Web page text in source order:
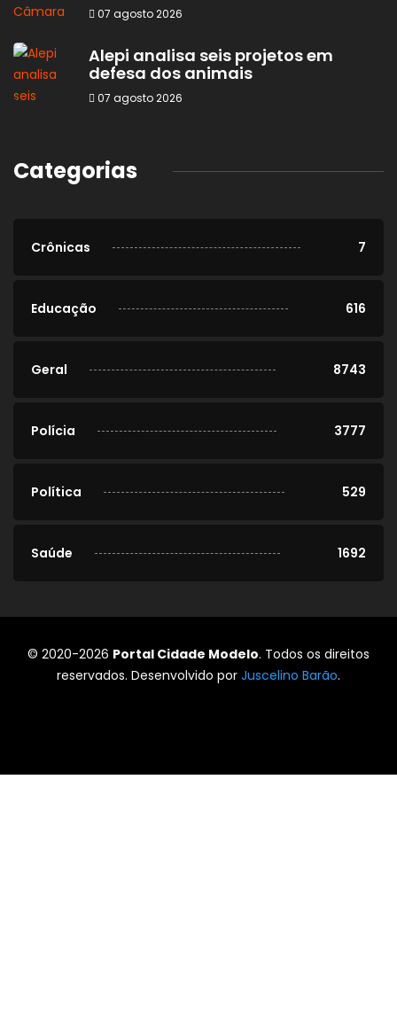
07 agosto 2026
Alepi analisa seis projetos em
defesa dos animais
07 agosto 2026
Categorias
Crônicas 7
Educação 616
Geral 8743
Polícia 3777
Política 529
Saúde 1692
© 2020-2026 Portal Cidade Modelo. Todos os direitos
reservados. Desenvolvido por Juscelino Barão.